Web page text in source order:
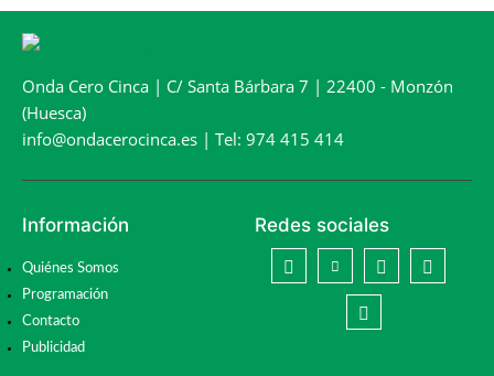
Onda Cero Cinca | C/ Santa Bárbara 7 | 22400 - Monzón
(Huesca)
info@ondacerocinca.es | Tel: 974 415 414
Información
Quiénes Somos
Programación
Contacto
Publicidad
Redes sociales